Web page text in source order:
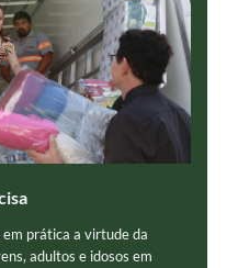
prática a virtude da
adultos e idosos em